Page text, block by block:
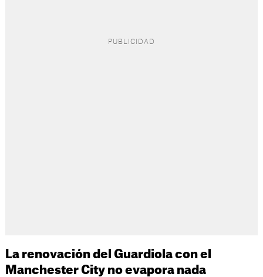
La renovación del Guardiola con el
Manchester City no evapora nada